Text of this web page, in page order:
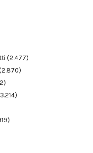
(2.477)
(2.870)